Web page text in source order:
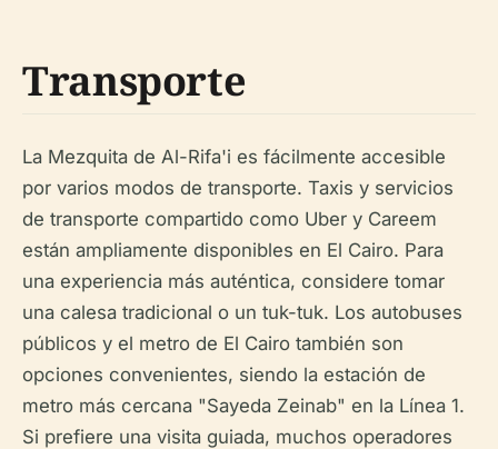
Transporte
La Mezquita de Al-Rifa'i es fácilmente accesible
por varios modos de transporte. Taxis y servicios
de transporte compartido como Uber y Careem
están ampliamente disponibles en El Cairo. Para
una experiencia más auténtica, considere tomar
una calesa tradicional o un tuk-tuk. Los autobuses
públicos y el metro de El Cairo también son
opciones convenientes, siendo la estación de
metro más cercana "Sayeda Zeinab" en la Línea 1.
Si prefiere una visita guiada, muchos operadores